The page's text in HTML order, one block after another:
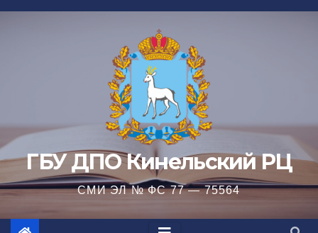
Перейти
ГБУ ДПО Кинельский РЦ
СМИ ЭЛ № ФС 77 — 75564